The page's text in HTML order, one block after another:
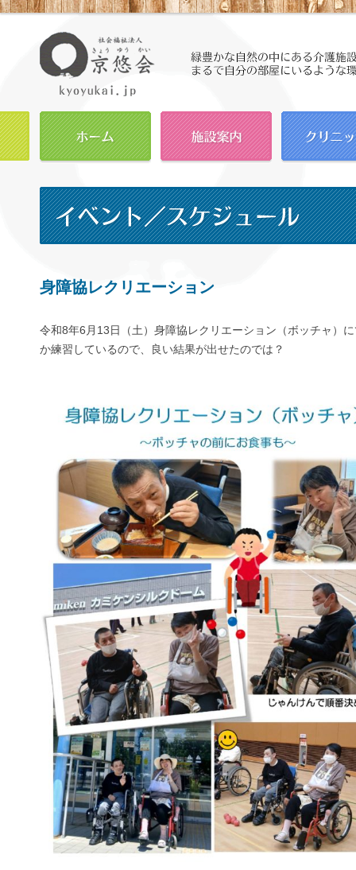
身障協レクリエーション
令和8年6月13日（土）身障協レクリエーション（ボッチャ）
か練習しているので、良い結果が出せたのでは？